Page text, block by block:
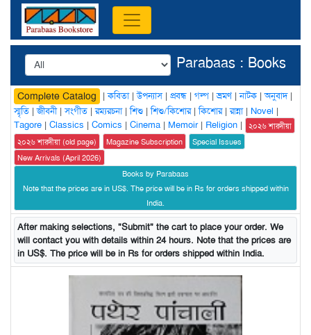
Parabaas : Books
Complete Catalog |কবিতা|উপন্যাস| প্রবন্ধ | গল্প |ভ্রমণ|নাটক |অনুবাদ|
স্মৃতি |জীবনী|সংগীত |রম্যরচনা|শিশু |শিশু/কিশোর|কিশোর|রান্না| Novel |
Tagore | Classics | Comics | Cinema | Memoir| Religion |
২০২৬ শারদীয়া
২০২৬ শারদীয়া (old page)
Magazine Subscription
Special Issues
New Arrivals (April 2026)
Books by Parabaas
Note that the prices are in US$. The price will be in Rs for orders shipped within
India.
After making selections, "Submit" the cart to place your order. We
will contact you with details within 24 hours. Note that the prices are
in US$. The price will be in Rs for orders shipped within India.